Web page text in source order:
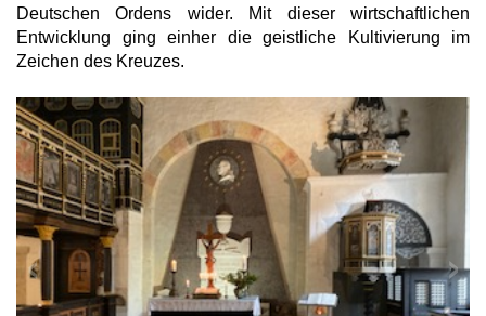
Deutschen Ordens wider. Mit dieser wirtschaftlichen
Entwicklung ging einher die geistliche Kultivierung im
Zeichen des Kreuzes.